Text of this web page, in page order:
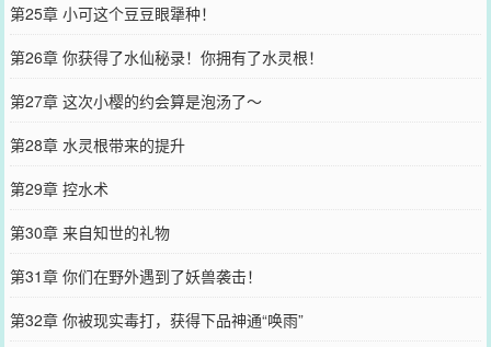
第25章 小可这个豆豆眼犟种！
第26章 你获得了水仙秘录！你拥有了水灵根！
第27章 这次小樱的约会算是泡汤了～
第28章 水灵根带来的提升
第29章 控水术
第30章 来自知世的礼物
第31章 你们在野外遇到了妖兽袭击！
第32章 你被现实毒打，获得下品神通“唤雨”